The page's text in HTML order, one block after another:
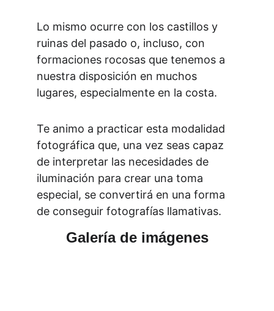
Lo mismo ocurre con los castillos y
ruinas del pasado o, incluso, con
formaciones rocosas que tenemos a
nuestra disposición en muchos
lugares, especialmente en la costa.
Te animo a practicar esta modalidad
fotográfica que, una vez seas capaz
de interpretar las necesidades de
iluminación para crear una toma
especial, se convertirá en una forma
de conseguir fotografías llamativas.
Galería de imágenes